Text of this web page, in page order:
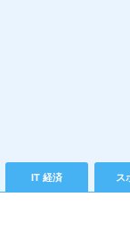
IT 経済 ス